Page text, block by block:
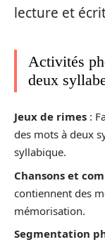
lecture et
Activités
deux
Jeux de rimes :
des mots à deux
syllabique.
Chansons et
contiennent des
mémorisation.
Segmentation